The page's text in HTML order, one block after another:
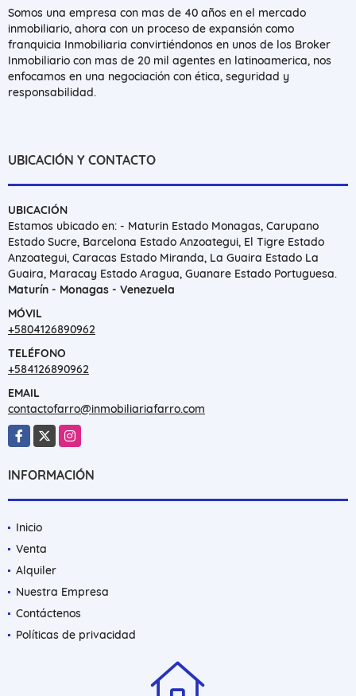
Somos una empresa con mas de 40 años en el mercado
inmobiliario, ahora con un proceso de expansión como
franquicia Inmobiliaria convirtiéndonos en unos de los Broker
Inmobiliario con mas de 20 mil agentes en latinoamerica, nos
enfocamos en una negociación con ética, seguridad y
responsabilidad.
UBICACIÓN Y CONTACTO
UBICACIÓN
Estamos ubicado en: - Maturin Estado Monagas, Carupano
Estado Sucre, Barcelona Estado Anzoategui, El Tigre Estado
Anzoategui, Caracas Estado Miranda, La Guaira Estado La
Guaira, Maracay Estado Aragua, Guanare Estado Portuguesa.
Maturín - Monagas - Venezuela
MÓVIL
+5804126890962
TELÉFONO
+584126890962
EMAIL
contactofarro@inmobiliariafarro.com
Facebook
X Instagram
INFORMACIÓN
Inicio
Venta
Alquiler
Nuestra Empresa
Contáctenos
Políticas de privacidad